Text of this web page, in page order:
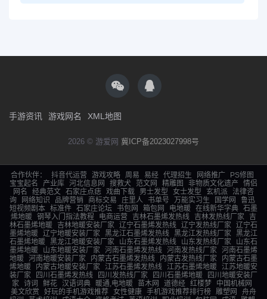
手游资讯 游戏网名 XML地图
2026 © 游爱网 冀ICP备2023027998号
合作伙伴： 抖音代运营 游戏攻略 周易 易经 代理招生 网络推广
PS修图
宝宝起名
产业库 河北信息网 搜救犬 范文网 精雕图 非物质文化遗产
情侣
网名
经典范文 石家庄点痣 戏曲下载 男士发型 女士发型 玄机派
法律咨
询
网络知识 品牌营销 商标交易 庄里人 书单号 万能实习生 国学网
鲁迅
短视频剧本 标准件 石家庄论坛 书包网 箱包网 电地暖 在线新华字典 石墨
烯地暖 钢琴入门指法教程 电商运营 吉林石墨烯发热线 吉林发热线厂家
吉
林石墨烯地暖
吉林地暖安装厂家 辽宁石墨烯发热线 辽宁发热线厂家
辽宁石
墨烯地暖 辽宁地暖安装厂家 黑龙江石墨烯发热线 黑龙江发热线厂家
黑龙江
石墨烯地暖 黑龙江地暖安装厂家 山东石墨烯发热线 山东发热线厂家
山东石
墨烯地暖
山东地暖安装厂家 河南石墨烯发热线 河南发热线厂家
河南石墨烯
地暖 河南地暖安装厂家 内蒙古石墨烯发热线 内蒙古发热线厂家
内蒙古石墨
烯地暖
内蒙古地暖安装厂家 江苏石墨烯发热线 江苏石墨烯地暖
江苏地暖安
装厂家
四川石墨烯发热线 四川发热线厂家 四川石墨烯地暖
四川地暖安装厂
家
诗词 鲜花 汉语词典 暖通,电地暖 苗木网 道德经 红楼梦
中国机械网
美文欣赏
好玩的手机游戏推荐 女性健康 手机游戏推荐排行榜 雕塑网
舟舟